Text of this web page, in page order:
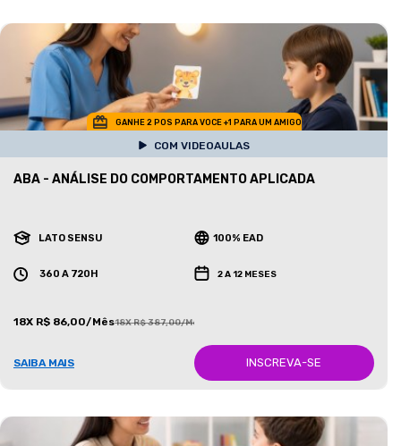
GANHE 2 POS PARA VOCE +1 PARA UM AMIGO
COM VIDEOAULAS
ABA - ANÁLISE DO COMPORTAMENTO APLICADA
LATO SENSU 100% EAD
360 A 720H 2 A 12 MESES
18X R$ 86,00/Mês18X R$ 387,00/Mês
SAIBA MAIS INSCREVA-SE